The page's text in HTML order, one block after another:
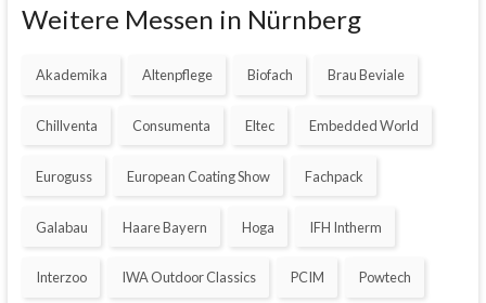
Weitere Messen in Nürnberg
Akademika Altenpflege Biofach Brau Beviale
Chillventa Consumenta Eltec Embedded World
Euroguss European Coating Show Fachpack
Galabau Haare Bayern Hoga IFH Intherm
Interzoo IWA Outdoor Classics PCIM Powtech